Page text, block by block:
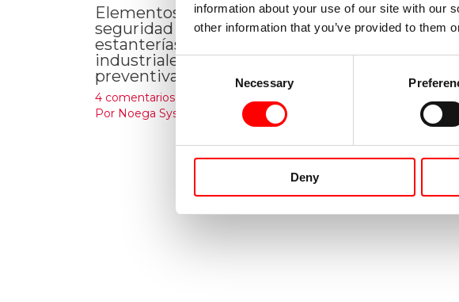
information about your use of our site with our
other information that you’ve provided to them
Consent
Selection
Necessary
Deny
Elementos de
seguridad de las
estanterías
industriales: acciones
preventivas
4 comentarios
Por Noega Systems
Objetivo final:
de estanterías